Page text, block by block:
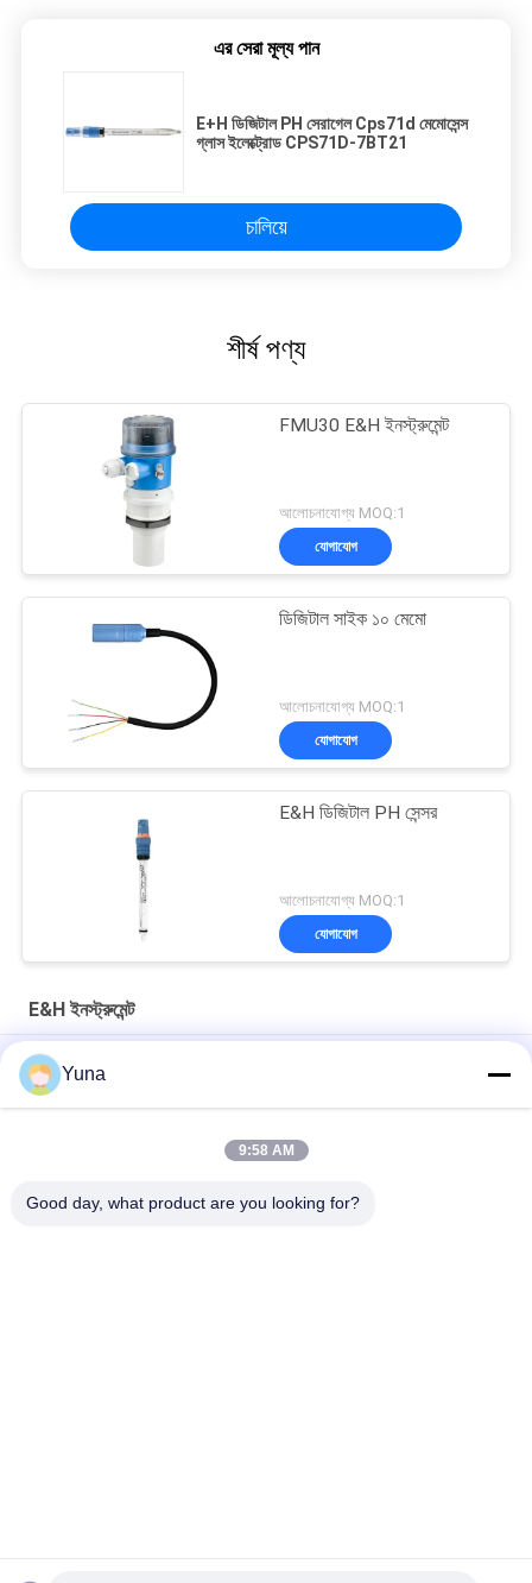
এর সেরা মূল্য পান
E+H ডিজিটাল PH সেরাগেল Cps71d মেমোসেন্স
গ্লাস ইলেক্ট্রোড CPS71D-7BT21
চালিয়ে
শীর্ষ পণ্য
FMU30 E&H ইনস্ট্রুমেন্ট
আলোচনাযোগ্য MOQ:1
যোগাযোগ
ডিজিটাল সাইক ১০ মেমো
আলোচনাযোগ্য MOQ:1
যোগাযোগ
E&H ডিজিটাল PH সেন্সর
আলোচনাযোগ্য MOQ:1
যোগাযোগ
E&H ইনস্ট্রুমেন্ট
CPS11E-AA7BAA2 E&H যন্ত্র ডিজিটাল PH সেন্সর মেমোসেন্স CPS11E
CPS11E AA7BTA2 ডিজিটাল পিএইচ সেন্সর মেমোসেন্স CPS11E বিপজ্জনক নয়
Yuna
9:58 AM
Good day, what product are you looking for?